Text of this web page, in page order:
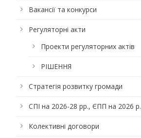
Вакансії та конкурси
Регуляторні акти
Проекти регуляторних актів
РІШЕННЯ
Стратегія розвитку громади
СПІ на 2026-28 рр., ЄПП на 2026 р.
Колективні договори